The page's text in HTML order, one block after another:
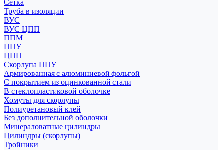
Сетка
Труба в изоляции
ВУС
ВУС ЦПП
ППМ
ППУ
ЦПП
Скорлупа ППУ
Армированная с алюминиевой фольгой
С покрытием из оцинкованной стали
В стеклопластиковой оболочке
Хомуты для скорлупы
Полиуретановый клей
Без дополнительной оболочки
Минераловатные цилиндры
Цилиндры (скорлупы)
Тройники